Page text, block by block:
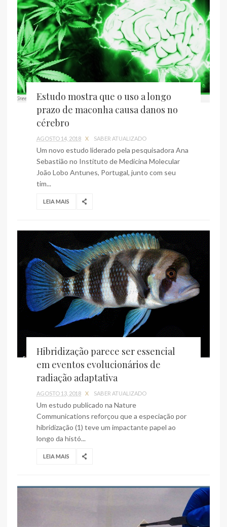
Estudo mostra que o uso a longo
prazo de maconha causa danos no
cérebro
AGOSTO 14, 2018 X SABER ATUALIZADO
Um novo estudo liderado pela pesquisadora Ana
Sebastião no Instituto de Medicina Molecular
João Lobo Antunes, Portugal, junto com seu
tim...
LEIA MAIS
Hibridização parece ser essencial
em eventos evolucionários de
radiação adaptativa
AGOSTO 13, 2018 X SABER ATUALIZADO
Um estudo publicado na Nature
Communications reforçou que a especiação por
hibridização (1) teve um impactante papel ao
longo da histó...
LEIA MAIS